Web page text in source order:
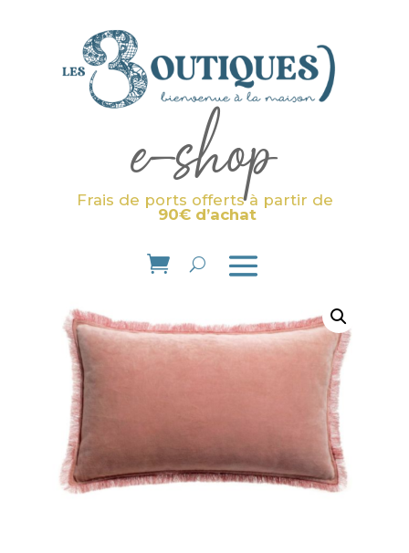
e-shop
Frais de ports offerts à partir de
90€ d’achat